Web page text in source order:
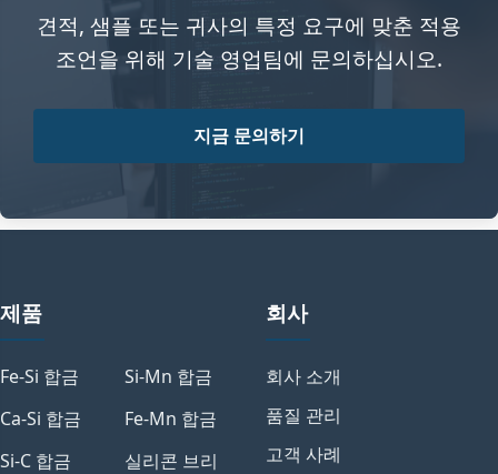
견적, 샘플 또는 귀사의 특정 요구에 맞춘 적용
조언을 위해 기술 영업팀에 문의하십시오.
지금 문의하기
제품
Fe-Si 합금
Si-Mn 합금
Ca-Si 합금
Fe-Mn 합금
Si-C 합금
실리콘 브리
회사
회사 소개
품질 관리
고객 사례